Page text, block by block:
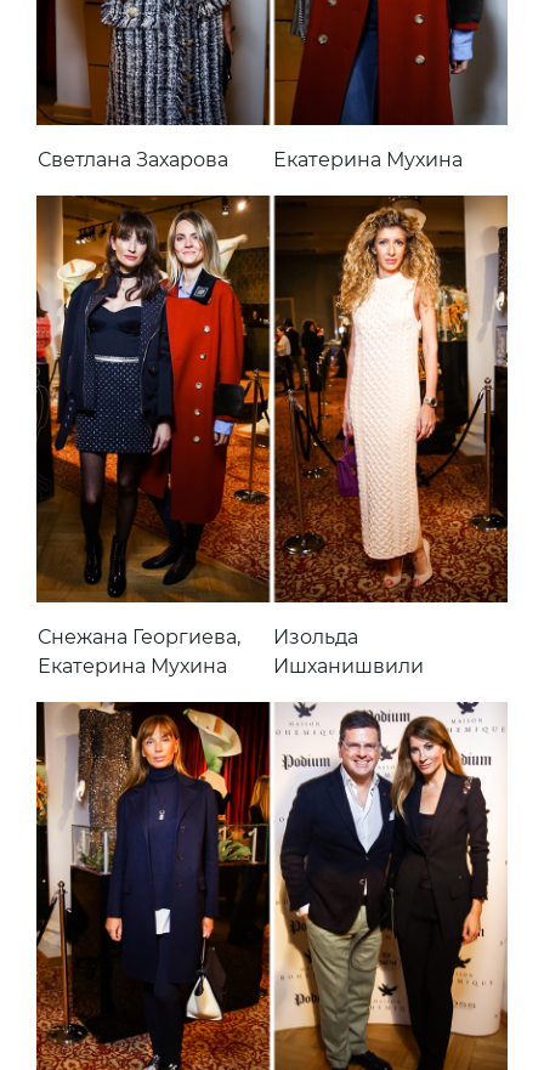
Светлана Захарова Екатерина Мухина
Снежана Георгиева,
Екатерина Мухина
Изольда
Ишханишвили